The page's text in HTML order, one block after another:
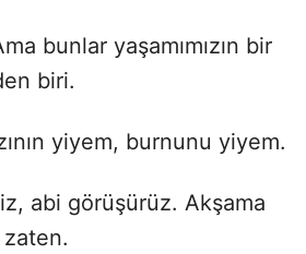
bunlar yaşamımızın bir
biri.
yiyem, burnunu yiyem.
abi görüşürüz. Akşama
zaten.